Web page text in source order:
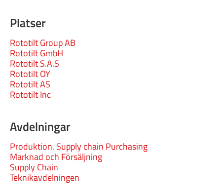
Platser
Rototilt Group AB
Rototilt GmbH
Rototilt S.A.S
Rototilt OY
Rototilt AS
Rototilt Inc
Avdelningar
Produktion, Supply chain Purchasing
Marknad och Försäljning
Supply Chain
Teknikavdelningen